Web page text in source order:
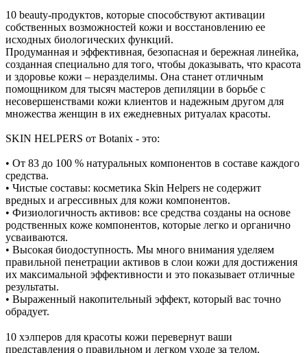
10 beauty-продуктов, которые способствуют активации
собственных возможностей кожи и восстановлению ее
исходных биологических функций.
Продуманная и эффективная, безопасная и бережная линейка,
созданная специально для того, чтобы доказывать, что красота
и здоровье кожи – неразделимы. Она станет отличным
помощником для тысяч мастеров депиляции в борьбе с
несовершенствами кожи клиентов и надежным другом для
множества женщин в их ежедневных ритуалах красоты.
SKIN HELPERS от Botanix - это:
• От 83 до 100 % натуральных компонентов в составе каждого
средства.
• Чистые составы: косметика Skin Helpers не содержит
вредных и агрессивных для кожи компонентов.
• Физиологичность активов: все средства созданы на основе
родственных коже компонентов, которые легко и органично
усваиваются.
• Высокая биодоступность. Мы много внимания уделяем
правильной пенетрации активов в слои кожи для достижения
их максимальной эффективности и это показывает отличные
результаты.
• Выраженный накопительный эффект, который вас точно
обрадует.
10 хэлперов для красоты кожи перевернут ваши
представления о правильном и легком уходе за телом.